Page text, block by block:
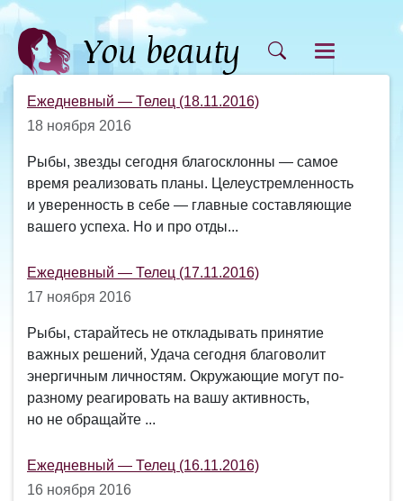
Ежедневный — Телец (18.11.2016)
18 ноября 2016
Рыбы, звезды сегодня благосклонны — самое
время реализовать планы. Целеустремленность
и уверенность в себе — главные составляющие
вашего успеха. Но и про отды...
Ежедневный — Телец (17.11.2016)
17 ноября 2016
Рыбы, старайтесь не откладывать принятие
важных решений, Удача сегодня благоволит
энергичным личностям. Окружающие могут по-
разному реагировать на вашу активность,
но не обращайте ...
Ежедневный — Телец (16.11.2016)
16 ноября 2016